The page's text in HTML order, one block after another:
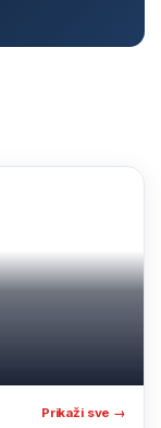
Prikaži sve →